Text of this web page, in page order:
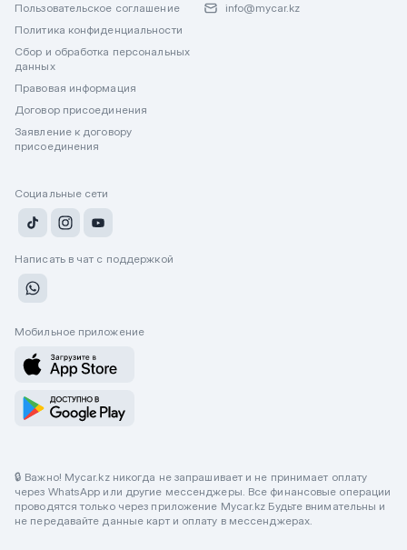
Пользовательское соглашение
Политика конфиденциальности
Сбор и обработка персональных
данных
Правовая информация
Договор присоединения
Заявление к договору
присоединения
info@mycar.kz
Социальные сети
Написать в чат с поддержкой
Мобильное приложение
🔒 Важно! Mycar.kz никогда не запрашивает и не принимает оплату
через WhatsApp или другие мессенджеры. Все финансовые операции
проводятся только через приложение Mycar.kz Будьте внимательны и
не передавайте данные карт и оплату в мессенджерах.